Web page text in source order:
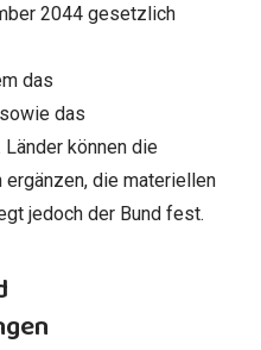
2044 gesetzlich
das
das
können die
die materiellen
jedoch der Bund fest.